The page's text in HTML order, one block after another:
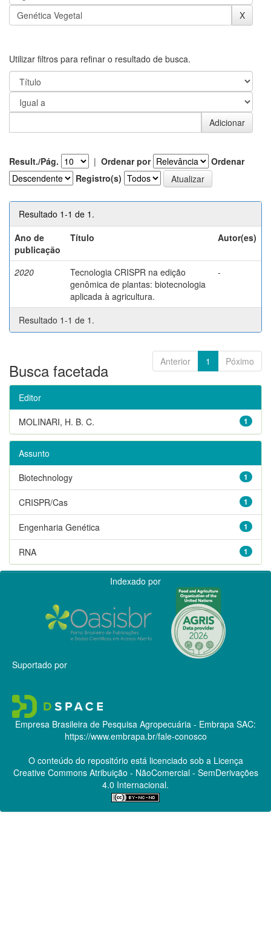
Utilizar filtros para refinar o resultado de busca.
Result./Pág. | Ordenar por
Ordenar
Registro(s)
Resultado 1-1 de 1.
Ano de
publicação
Título Autor(es)
2020
Tecnologia CRISPR na edição
genômica de plantas: biotecnologia
aplicada à agricultura.
-
Resultado 1-1 de 1.
Anterior 1 Póximo
Busca facetada
Editor
1
MOLINARI, H. B. C.
Assunto
1
Biotechnology
1
CRISPR/Cas
1
Engenharia Genética
1
RNA
Indexado por
Suportado por
Empresa Brasileira de Pesquisa Agropecuária - Embrapa SAC:
https://www.embrapa.br/fale-conosco
O conteúdo do repositório está licenciado sob a Licença
Creative CommonsAtribuição - NãoComercial - SemDerivações
4.0 Internacional.